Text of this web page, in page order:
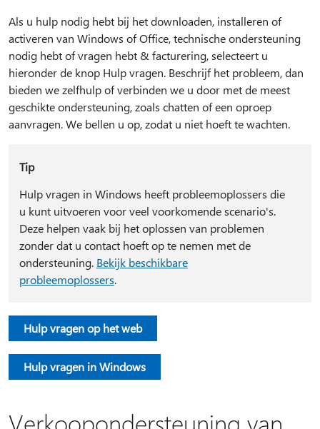
Als u hulp nodig hebt bij het downloaden, installeren of
activeren van Windows of Office, technische ondersteuning
nodig hebt of vragen hebt & facturering, selecteert u
hieronder de knop Hulp vragen. Beschrijf het probleem, dan
bieden we zelfhulp of verbinden we u door met de meest
geschikte ondersteuning, zoals chatten of een oproep
aanvragen. We bellen u op, zodat u niet hoeft te wachten.
Tip
Hulp vragen in Windows heeft probleemoplossers die
u kunt uitvoeren voor veel voorkomende scenario's.
Deze helpen vaak bij het oplossen van problemen
zonder dat u contact hoeft op te nemen met de
ondersteuning. Bekijk beschikbare
probleemoplossers.
Hulp vragen op het web
Hulp vragen in Windows
Verkoopondersteuning van